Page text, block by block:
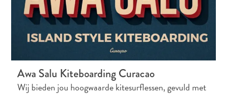
Awa Salu Kiteboarding Curacao
Wij bieden jou hoogwaarde kitesurflessen, gevuld met